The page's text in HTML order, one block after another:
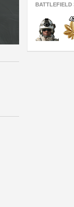
BATTLEFIELD